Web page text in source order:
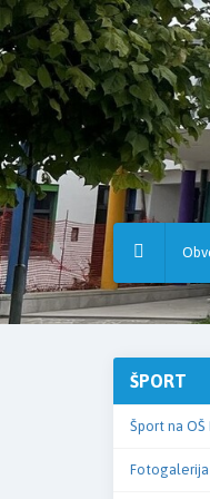
Osnovna
šola
Hruševec
ŠPORT
Šport na
Fotogalerija